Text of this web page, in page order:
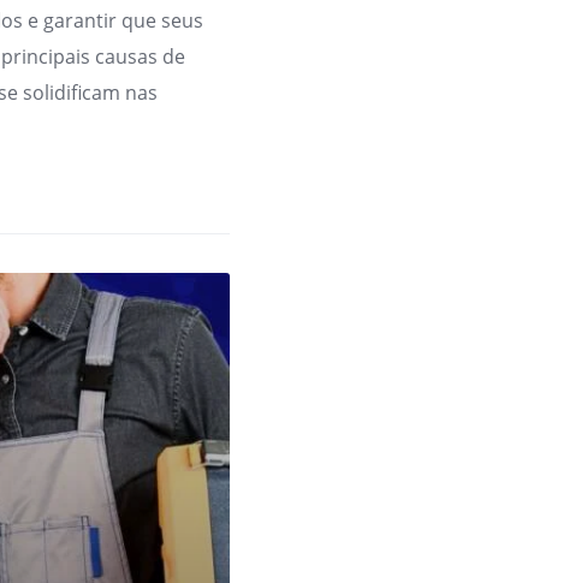
e garantir que seus
causas de
solidificam nas